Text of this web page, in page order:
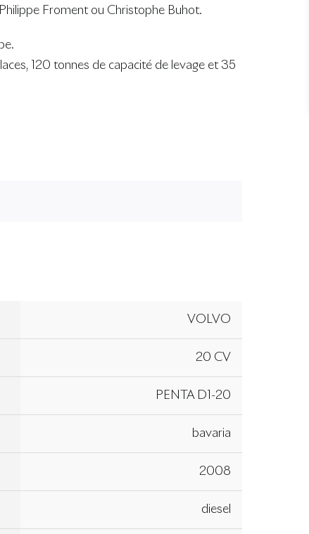
Froment ou Christophe Buhot.
120 tonnes de capacité de levage et 35
VOLVO
20 CV
PENTA D1-20
bavaria
2008
diesel